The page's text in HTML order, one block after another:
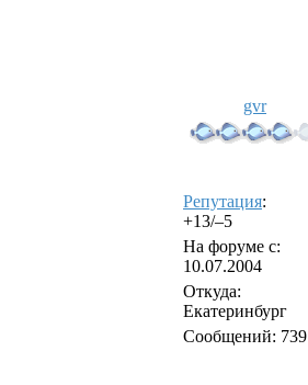
gvr
Репутация:
+13/–5
На форуме с:
10.07.2004
Откуда:
Екатеринбург
Сообщений: 739